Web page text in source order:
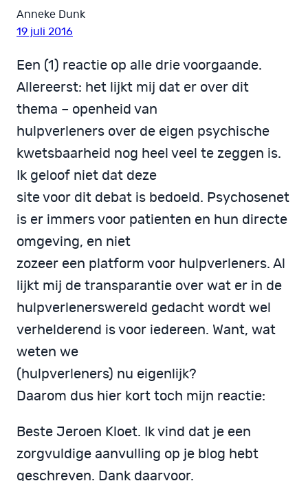
Anneke Dunk
19 juli 2016
Een (1) reactie op alle drie voorgaande.
Allereerst: het lijkt mij dat er over dit
thema – openheid van
hulpverleners over de eigen psychische
kwetsbaarheid nog heel veel te zeggen is.
Ik geloof niet dat deze
site voor dit debat is bedoeld. Psychosenet
is er immers voor patienten en hun directe
omgeving, en niet
zozeer een platform voor hulpverleners. Al
lijkt mij de transparantie over wat er in de
hulpverlenerswereld gedacht wordt wel
verhelderend is voor iedereen. Want, wat
weten we
(hulpverleners) nu eigenlijk?
Daarom dus hier kort toch mijn reactie:
Beste Jeroen Kloet. Ik vind dat je een
zorgvuldige aanvulling op je blog hebt
geschreven. Dank daarvoor.